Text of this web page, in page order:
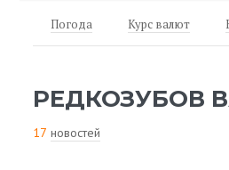
Погода Курс валют
РЕДКОЗУБОВ
17 новостей